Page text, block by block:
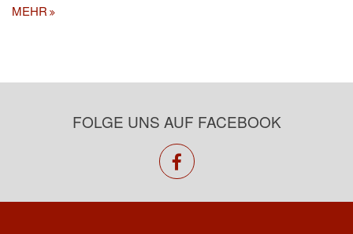
MEHR
FOLGE UNS AUF FACEBOOK
facebook